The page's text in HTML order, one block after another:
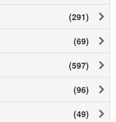
(291)
(69)
(597)
(96)
(49)